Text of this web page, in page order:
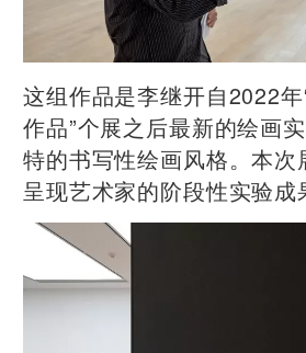
这组作品是李继开自2022
作品”个展之后最新的绘画
特的书写性绘画风格。本次
呈现艺术家的阶段性实验成